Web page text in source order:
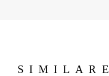
SIMILARE